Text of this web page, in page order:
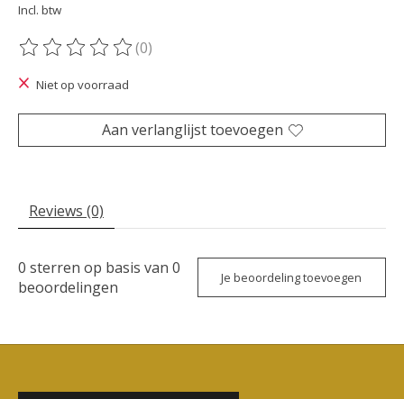
Incl. btw
De beoordeling van dit product is
(0)
Niet op voorraad
Aan verlanglijst toevoegen
Reviews (0)
0 sterren op basis van 0
beoordelingen
Je beoordeling toevoegen